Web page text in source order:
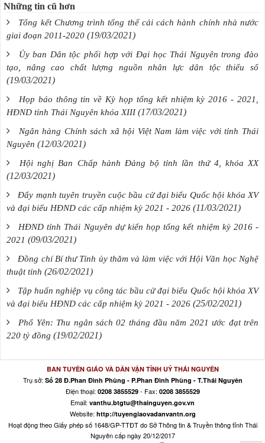
Những tin cũ hơn
Tổng kết Chương trình tổng thể cải cách hành chính nhà nước
giai đoạn 2011-2020 (19/03/2021)
Ủy ban Dân tộc phối hợp với Đại học Thái Nguyên trong đào
tạo, nâng cao chất lượng nguồn nhân lực dân tộc thiểu số
(19/03/2021)
Họp báo thông tin về Kỳ họp tổng kết nhiệm kỳ 2016 - 2021,
HĐND tỉnh Thái Nguyên khóa XIII (17/03/2021)
Ngân hàng Chính sách xã hội Việt Nam làm việc với tỉnh Thái
Nguyên (12/03/2021)
Hội nghị Ban Chấp hành Đảng bộ tỉnh lần thứ 4, khóa XX
(12/03/2021)
Đẩy mạnh tuyên truyền cuộc bầu cử đại biểu Quốc hội khóa XV
và đại biểu HĐND các cấp nhiệm kỳ 2021 - 2026 (11/03/2021)
HĐND tỉnh Thái Nguyên dự kiến họp tổng kết nhiệm kỳ 2016 -
2021 (09/03/2021)
Đồng chí Bí thư Tỉnh ủy thăm và làm việc với Hội Văn học Nghệ
thuật tỉnh (26/02/2021)
Tập huấn nghiệp vụ công tác bầu cử đại biểu Quốc hội khóa XV
và đại biểu HĐND các cấp nhiệm kỳ 2021 - 2026 (25/02/2021)
Phổ Yên: Thu ngân sách 02 tháng đầu năm 2021 ước đạt trên
220 tỷ đồng (19/02/2021)
BAN TUYÊN GIÁO VÀ DÂN VẬN TỈNH UỶ THÁI NGUYÊN
Trụ sở: Số 28 Đ.Phan Đình Phùng - P.Phan Đình Phùng - T.Thái Nguyên
Điện thoại: 0208 3855529- Fax: 0208 3855529
Email: vanthu.btgtu@thainguyen.gov.vn
Website: http://tuyengiaovadanvantn.org
Hoạt động theo Giấy phép số 1648/GP-TTĐT do Sở Thông tin & Truyền thông tỉnh Thái
Nguyên cấp ngày 20/12/2017